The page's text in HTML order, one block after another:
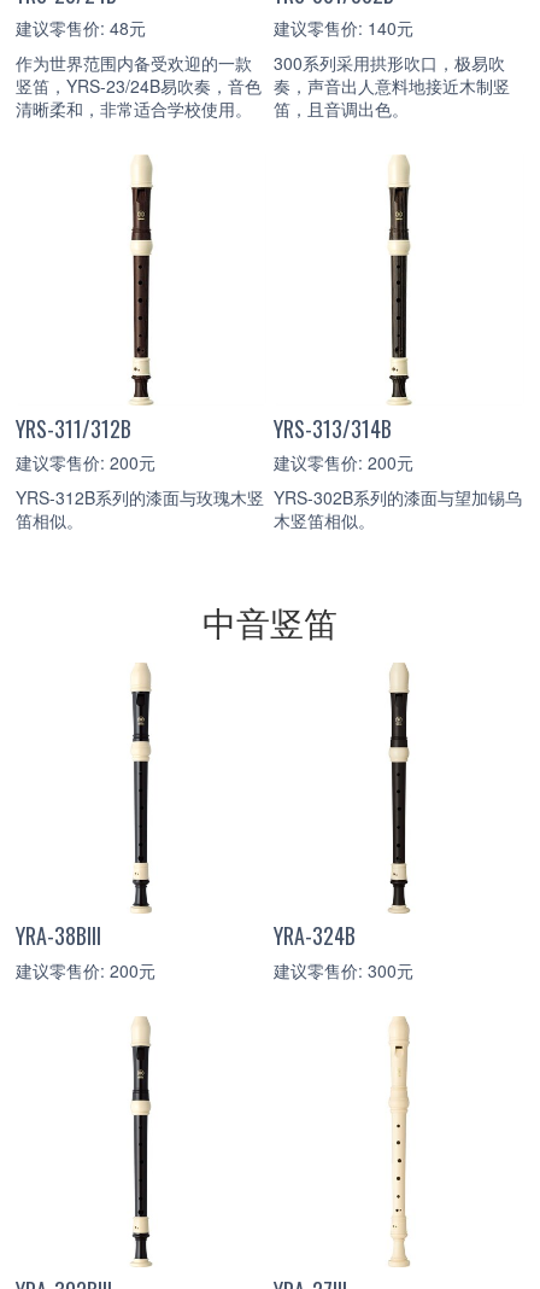
建议零售价: 48元
作为世界范围内备受欢迎的一款
竖笛，YRS-23/24B易吹奏，音色
清晰柔和，非常适合学校使用。
建议零售价: 140元
300系列采用拱形吹口，极易吹
奏，声音出人意料地接近木制竖
笛，且音调出色。
YRS-311/312B
建议零售价: 200元
YRS-312B系列的漆面与玫瑰木竖
笛相似。
YRS-313/314B
建议零售价: 200元
YRS-302B系列的漆面与望加锡乌
木竖笛相似。
中音竖笛
YRA-38BIII
建议零售价: 200元
YRA-324B
建议零售价: 300元